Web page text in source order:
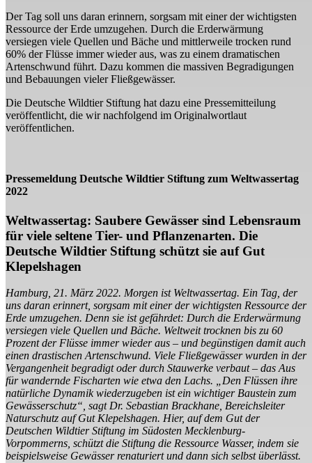
Der Tag soll uns daran erinnern, sorgsam mit einer der wichtigsten
Ressource der Erde umzugehen. Durch die Erderwärmung
versiegen viele Quellen und Bäche und mittlerweile trocken rund
60% der Flüsse immer wieder aus, was zu einem dramatischen
Artenschwund führt. Dazu kommen die massiven Begradigungen
und Bebauungen vieler Fließgewässer.
Die Deutsche Wildtier Stiftung hat dazu eine Pressemitteilung
veröffentlicht, die wir nachfolgend im Originalwortlaut
veröffentlichen.
Pressemeldung Deutsche Wildtier Stiftung zum Weltwassertag
2022
Weltwassertag: Saubere Gewässer sind Lebensraum
für viele seltene Tier- und Pflanzenarten. Die
Deutsche Wildtier Stiftung schützt sie auf Gut
Klepelshagen
Hamburg, 21. März 2022. Morgen ist Weltwassertag. Ein Tag, der
uns daran erinnert, sorgsam mit einer der wichtigsten Ressource der
Erde umzugehen. Denn sie ist gefährdet: Durch die Erderwärmung
versiegen viele Quellen und Bäche. Weltweit trocknen bis zu 60
Prozent der Flüsse immer wieder aus – und begünstigen damit auch
einen drastischen Artenschwund. Viele Fließgewässer wurden in der
Vergangenheit begradigt oder durch Stauwerke verbaut – das Aus
für wandernde Fischarten wie etwa den Lachs. „Den Flüssen ihre
natürliche Dynamik wiederzugeben ist ein wichtiger Baustein zum
Gewässerschutz“, sagt Dr. Sebastian Brackhane, Bereichsleiter
Naturschutz auf Gut Klepelshagen. Hier, auf dem Gut der
Deutschen Wildtier Stiftung im Südosten Mecklenburg-
Vorpommerns, schützt die Stiftung die Ressource Wasser, indem sie
beispielsweise Gewässer renaturiert und dann sich selbst überlässt.